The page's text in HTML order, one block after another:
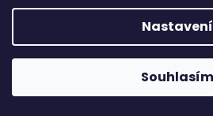
Nastavení
Souhlasím